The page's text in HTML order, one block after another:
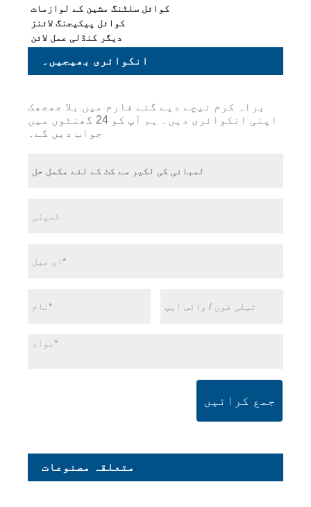
کوائل سلٹنگ مشین کے لوازمات
کوائل پیکیجنگ لائنز
دیگر کنڈلی عمل لائن
انکوائری بھیجیں۔
براہ کرم نیچے دیے گئے فارم میں بلا جھجھک
اپنی انکوائری دیں۔ ہم آپ کو 24 گھنٹوں میں
جواب دیں گے۔
جمع کرائیں
متعلقہ مصنوعات